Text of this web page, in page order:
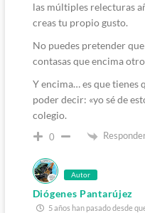
las múltiples relecturas
creas tu propio gusto.
No puedes pretender
contasas que encima
Y encima… es que tienes
poder decir: «yo sé de
colegio.
0
Autor
Diógenes Pantarújez
5 años han pasado desde